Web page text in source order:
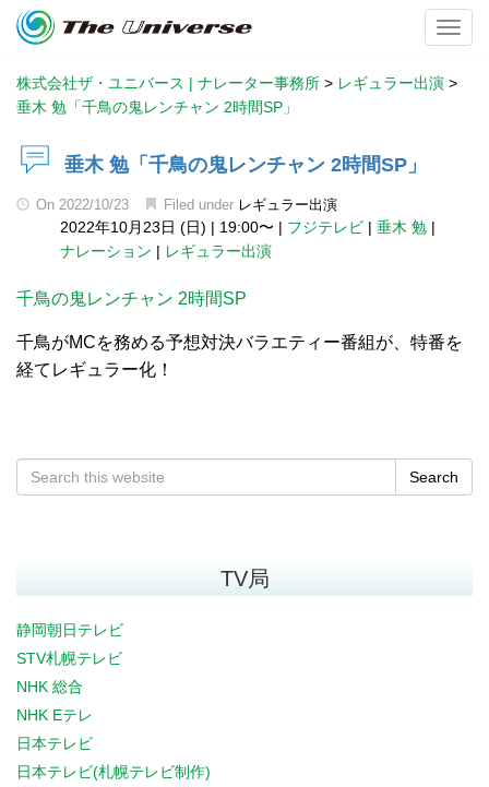
株式会社ザ・ユニバース | ナレーター事務所 > レギュラー出演 >
垂木 勉「千鳥の鬼レンチャン 2時間SP」
垂木 勉「千鳥の鬼レンチャン 2時間SP」
On 2022/10/23 Filed under レギュラー出演
2022年10月23日 (日) | 19:00〜 | フジテレビ | 垂木 勉 |
ナレーション | レギュラー出演
千鳥の鬼レンチャン 2時間SP
千鳥がMCを務める予想対決バラエティー番組が、特番を
経てレギュラー化！
Search
TV局
静岡朝日テレビ
STV札幌テレビ
NHK 総合
NHK Eテレ
日本テレビ
日本テレビ(札幌テレビ制作)